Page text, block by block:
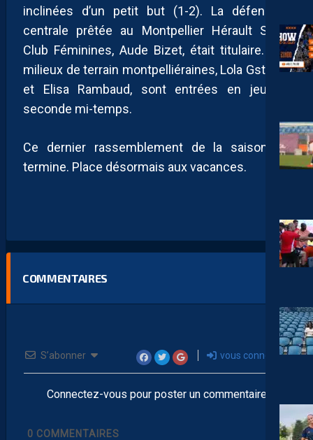
inclinées d’un petit but (1-2). La défenseur
centrale prêtée au Montpellier Hérault Sport
Club Féminines, Aude Bizet, était titulaire. Les
milieux de terrain montpelliéraines, Lola Gstalter
et Elisa Rambaud, sont entrées en jeu en
seconde mi-temps.
Ce dernier rassemblement de la saison se
termine. Place désormais aux vacances.
COMMENTAIRES
S’abonner vous connecter
Connectez-vous pour poster un commentaire
0 COMMENTAIRES